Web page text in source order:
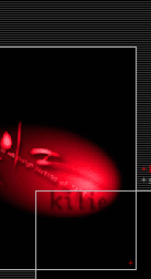
+
+
+